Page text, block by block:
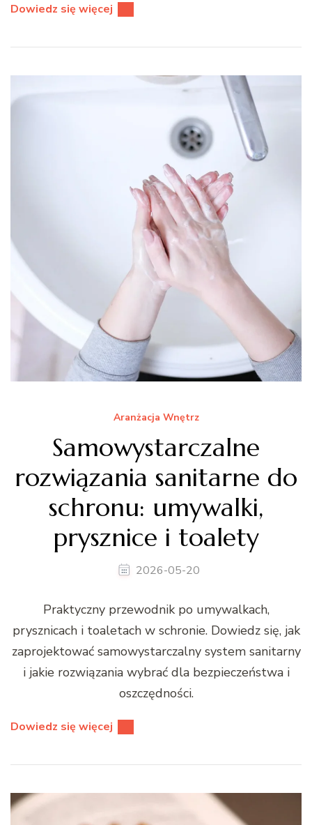
Dowiedz się więcej
Aranżacja Wnętrz
Samowystarczalne
rozwiązania sanitarne do
schronu: umywalki,
prysznice i toalety
2026-05-20
Praktyczny przewodnik po umywalkach,
prysznicach i toaletach w schronie. Dowiedz się, jak
zaprojektować samowystarczalny system sanitarny
i jakie rozwiązania wybrać dla bezpieczeństwa i
oszczędności.
Dowiedz się więcej